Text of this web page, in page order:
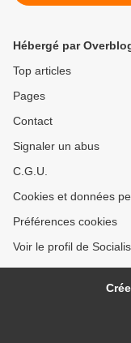
Hébergé par
Top articles
Pages
Contact
Signaler un abus
C.G.U.
Cookies et données
Préférences cookies
Voir le profil de